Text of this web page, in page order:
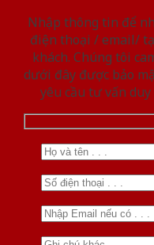
Nhập thông tin để
điện thoại / email/
khách. Chúng tôi
dưới đây được bảo
yêu cầu tư vấn